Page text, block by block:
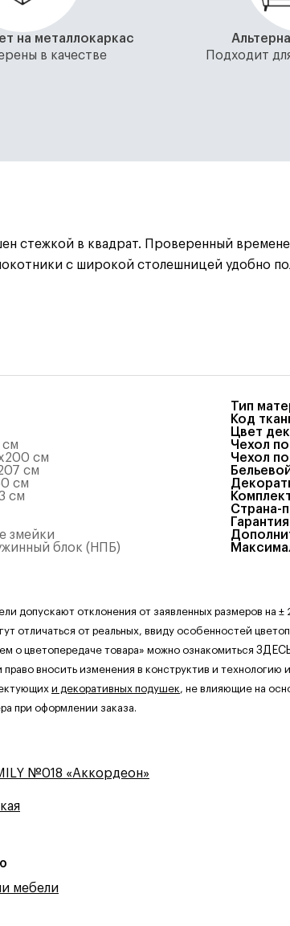
на металлокаркас
в качестве
Подходит
стежкой в квадрат. Проверенный
с широкой столешницей удобно
см
см
см
см
см
змейки
блок (НПБ)
Тип
Код
Цвет
Чехол
Чехол
Страна-
Гарантия
допускают отклонения от заявленных размеров на ±
отличаться от реальных, ввиду особенностей
о цветопередаче товара» можно ознакомиться
вносить изменения в конструктив и технологию
и декоративных подушек, не влияющие на
при оформлении заказа.
№018 «Аккордеон»
мебели